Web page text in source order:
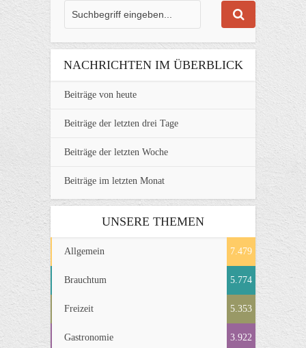
NACHRICHTEN IM ÜBERBLICK
Beiträge von heute
Beiträge der letzten drei Tage
Beiträge der letzten Woche
Beiträge im letzten Monat
UNSERE THEMEN
Allgemein 7.479
Brauchtum 5.774
Freizeit 5.353
Gastronomie 3.922